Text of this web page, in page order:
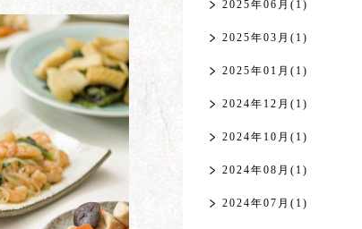
2025年06月(1)
2025年03月(1)
2025年01月(1)
2024年12月(1)
2024年10月(1)
2024年08月(1)
2024年07月(1)